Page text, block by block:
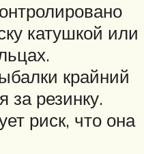
катушкой или
крайний
за резинку.
риск, что она